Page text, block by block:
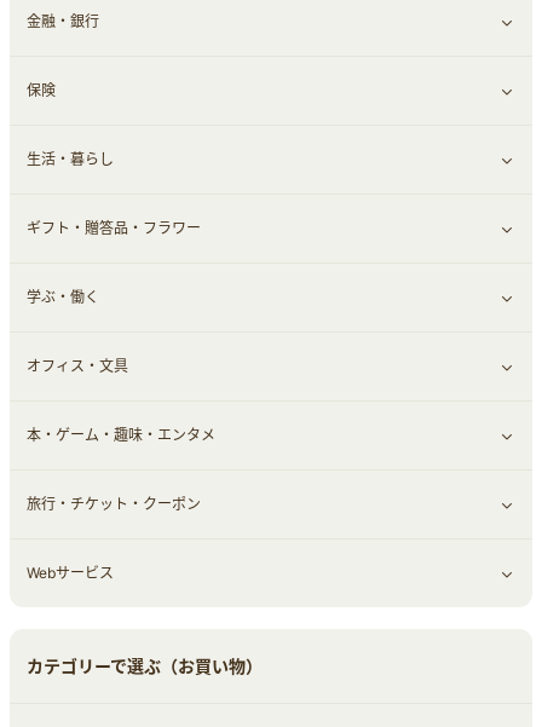
通信・レンタルサーバー
スマホ・携帯電話・SIM
定額制有料コンテンツ
クレジットカード
すべて見る
証券
仮想通貨
その他投資
金融・銀行
銀行・ネット銀行
キャッシング・ローン
その他金融
保険
すべて見る
保険相談・面談
生活・暮らし
すべて見る
住まい・暮らし
不動産
引越し
エコ・エネルギー
車情報・カーシェア・レンタル
ギフト・贈答品・フラワー
すべて見る
ギフト・贈答品
学ぶ・働く
すべて見る
習い事・学習・学校
仕事・転職
オフィス・文具
すべて見る
オフィス・文具
本・ゲーム・趣味・エンタメ
すべて見る
ゲーム・趣味
旅行・チケット・クーポン
すべて見る
Webサービス
カテゴリーで選ぶ（お買い物）